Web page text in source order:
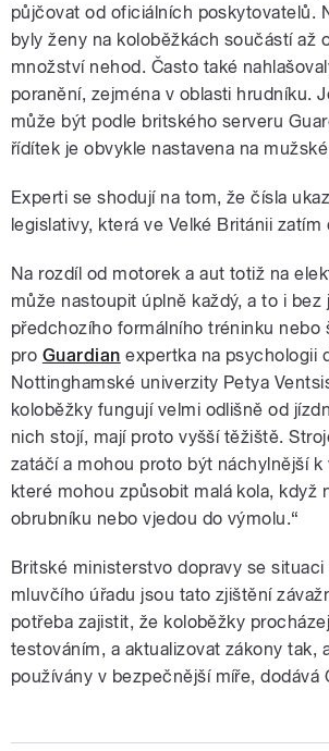
půjčovat od oficiálních poskytovatelů.
byly ženy na koloběžkách součástí až
množství nehod. Často také
poranění, zejména v oblasti hrudníku.
může být podle britského serveru
řídítek je obvykle nastavena na
Experti se shodují na tom, že čísla
legislativy, která ve Velké Británii zatím
Na rozdíl od motorek a aut totiž na
může nastoupit úplně každý, a to i bez
předchozího formálního tréninku nebo
pro Guardian expertka na psychologii
Nottinghamské univerzity Petya
koloběžky fungují velmi odlišně od
nich stojí, mají proto vyšší těžiště.
zatáčí a mohou proto být náchylnější k
které mohou způsobit malá kola, když
obrubníku nebo vjedou do výmolu.“
Britské ministerstvo dopravy se
mluvčího úřadu jsou tato zjištění
potřeba zajistit, že koloběžky
testováním, a aktualizovat zákony tak,
používány v bezpečnější míře, dodává